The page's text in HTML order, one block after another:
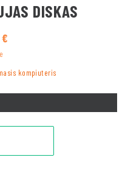
DISKAS
€
kompiuteris